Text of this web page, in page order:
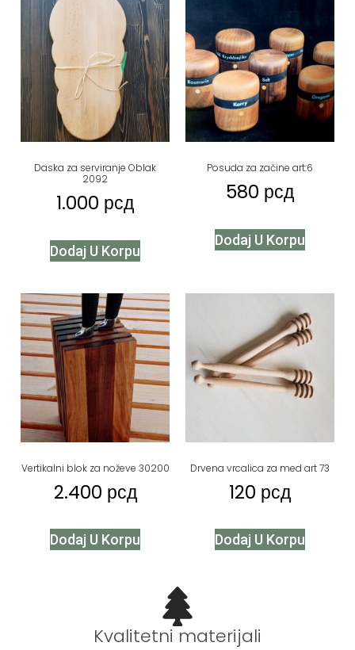
Daska za serviranje Oblak
2092
1.000 рсд
Dodaj U Korpu
Posuda za začine art:6
580 рсд
Dodaj U Korpu
Vertikalni blok za noževe 30200
2.400 рсд
Dodaj U Korpu
Drvena vrcalica za med art 73
120 рсд
Dodaj U Korpu
Kvalitetni materijali